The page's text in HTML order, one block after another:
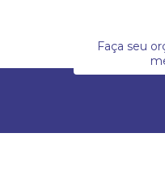
Faça seu